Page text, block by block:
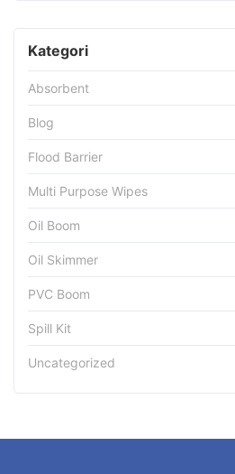
Kategori
Absorbent
Blog
Flood Barrier
Multi Purpose Wipes
Oil Boom
Oil Skimmer
PVC Boom
Spill Kit
Uncategorized